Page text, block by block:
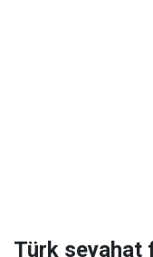
Türk seyahat